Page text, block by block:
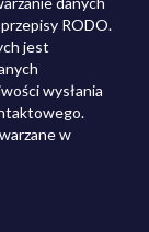
RODO.
jest
wysłania
w